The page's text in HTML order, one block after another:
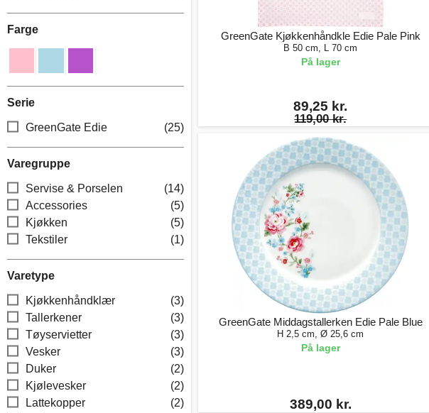
Farge
Serie
GreenGate Edie (25)
Varegruppe
Servise & Porselen
(14)
Accessories
(5)
Kjøkken
(5)
Tekstiler
(1)
Varetype
Kjøkkenhåndklær
(3)
Tallerkener
(3)
Tøyservietter
(3)
Vesker
(3)
Duker
(2)
Kjølevesker
(2)
Lattekopper
(2)
GreenGate Kjøkkenhåndkle Edie Pale Pink
B 50 cm, L 70 cm
På lager
89,25 kr.
119,00 kr.
GreenGate Middagstallerken Edie Pale Blue
H 2,5 cm, Ø 25,6 cm
På lager
389,00 kr.